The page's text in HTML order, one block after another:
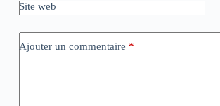
Site web
Ajouter un commentaire *